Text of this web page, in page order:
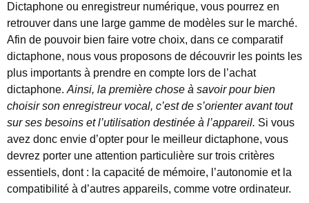
Dictaphone ou enregistreur numérique, vous pourrez en
retrouver dans une large gamme de modèles sur le marché.
Afin de pouvoir bien faire votre choix, dans ce comparatif
dictaphone, nous vous proposons de découvrir les points les
plus importants à prendre en compte lors de l’achat
dictaphone. Ainsi, la première chose à savoir pour bien
choisir son enregistreur vocal, c’est de s’orienter avant tout
sur ses besoins et l’utilisation destinée à l’appareil. Si vous
avez donc envie d’opter pour le meilleur dictaphone, vous
devrez porter une attention particulière sur trois critères
essentiels, dont : la capacité de mémoire, l’autonomie et la
compatibilité à d’autres appareils, comme votre ordinateur.